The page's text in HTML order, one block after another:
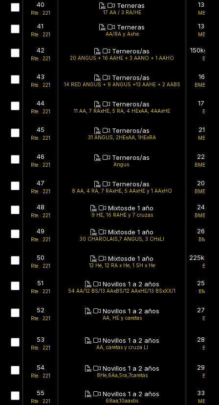
40
Rte.: 221
Terneras
17 AA / 3 RA/HE
130kg
MB/MB
41
Rte.: 221
Terneras
AA/RA y Axhe
130kg
MB/MB
42
Rte.: 221
Terneros/as
20 ANGUS + 16 AAHE + 3 AANO + 1 AAHO
150kg
B/B
43
Rte.: 221
Terneros/as
14 RED ANGUS + 9 ANGUS +13 AAHE + 2 AABS
161kg
BMB/BMB
44
Rte.: 221
Terneros/as
11 AA, 7 RAxHE, 5 RA, 4 HExAA, 4AAxHE
175kg
B/B
45
Rte.: 221
Terneros/as
31 ANGUS, 2HExAA, 1HExRA
211kg
MB/MB
46
Rte.: 221
Terneros/as
Angus.
220kg
BMB/BMB
47
Rte.: 221
Terneros/as
8 AA, 4 RA, 7 RAxHE, 5 AAxHE y 1 AAxHO
205kg
BMB/BMB
48
Rte.: 221
Mixtosde 1 año
9 HE, 16 RAHE y 7 cruzas
240kg
BMB/BMB
49
Rte.: 221
Mixtosde 1 año
30 CHAROLAIS,7 ANGUS, 3 CHxLI
268kg
BMB/B
50
Rte.: 221
Mixtosde 1 año
12 He, 12 RA x He, 1 SH x He
225kg
B/B
51
Rte.: 221
Novillos 1 a 2 años
54 AA/12 BS/13 AAxBS/12 AAxHE/13 BSxXX/1
258kg
BMB/B
52
Rte.: 221
Novillos 1 a 2 años
AA, HE y caretas
270kg
B/B
53
Rte.: 221
Novillos 1 a 2 años
AA, caretas y cruza LI
287kg
B/B
54
Rte.: 221
Novillos 1 a 2 años
8He,6Aa,5ra,7caretas
294kg
B/B
55
Rte.: 221
Novillos 1 a 2 años
68aa,10aaxbs
330kg
MB/MB